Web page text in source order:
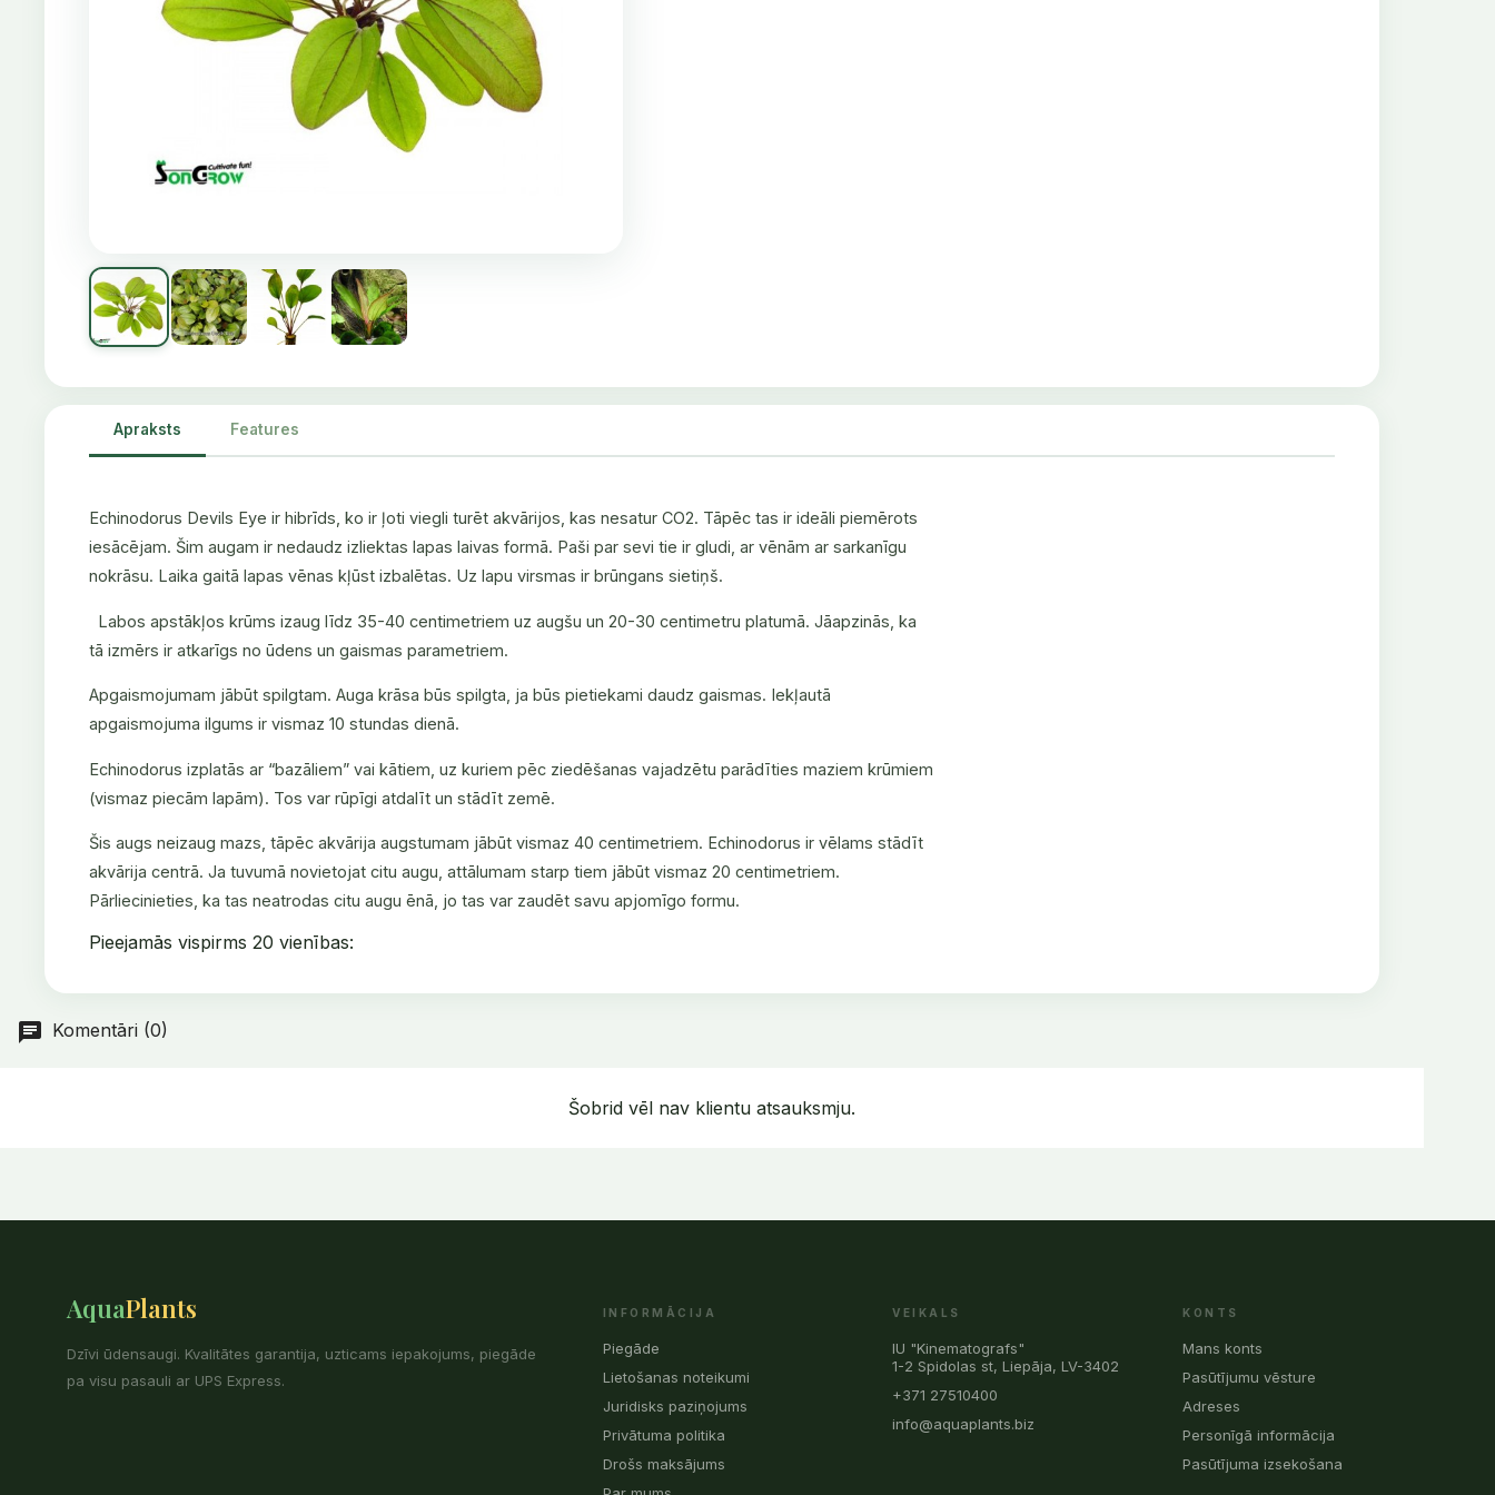
Apraksts Features
Echinodorus Devils Eye ir hibrīds, ko ir ļoti viegli turēt akvārijos, kas nesatur CO2. Tāpēc tas ir ideāli piemērots
iesācējam. Šim augam ir nedaudz izliektas lapas laivas formā. Paši par sevi tie ir gludi, ar vēnām ar sarkanīgu
nokrāsu. Laika gaitā lapas vēnas kļūst izbalētas. Uz lapu virsmas ir brūngans sietiņš.
Labos apstākļos krūms izaug līdz 35-40 centimetriem uz augšu un 20-30 centimetru platumā. Jāapzinās, ka
tā izmērs ir atkarīgs no ūdens un gaismas parametriem.
Apgaismojumam jābūt spilgtam. Auga krāsa būs spilgta, ja būs pietiekami daudz gaismas. Iekļautā
apgaismojuma ilgums ir vismaz 10 stundas dienā.
Echinodorus izplatās ar “bazāliem” vai kātiem, uz kuriem pēc ziedēšanas vajadzētu parādīties maziem krūmiem
(vismaz piecām lapām). Tos var rūpīgi atdalīt un stādīt zemē.
Šis augs neizaug mazs, tāpēc akvārija augstumam jābūt vismaz 40 centimetriem. Echinodorus ir vēlams stādīt
akvārija centrā. Ja tuvumā novietojat citu augu, attālumam starp tiem jābūt vismaz 20 centimetriem.
Pārliecinieties, ka tas neatrodas citu augu ēnā, jo tas var zaudēt savu apjomīgo formu.
Pieejamās vispirms 20 vienības:
Komentāri (0)
Šobrid vēl nav klientu atsauksmju.
AquaPlants
Dzīvi ūdensaugi. Kvalitātes garantija, uzticams iepakojums, piegāde
pa visu pasauli ar UPS Express.
INFORMĀCIJA
Piegāde
Lietošanas noteikumi
Juridisks paziņojums
Privātuma politika
Drošs maksājums
VEIKALS
IU "Kinematografs"
1-2 Spidolas st, Liepāja, LV-3402
+371 27510400
info@aquaplants.biz
KONTS
Mans konts
Pasūtījumu vēsture
Adreses
Personīgā informācija
Pasūtījuma izsekošana